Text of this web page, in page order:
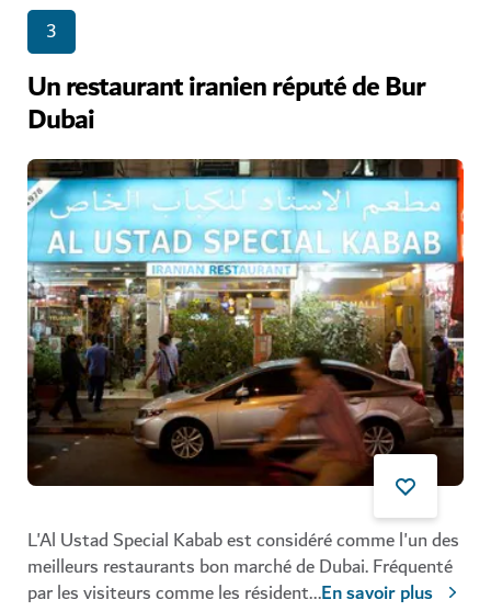
3
Un restaurant iranien réputé de Bur
Dubai
L'Al Ustad Special Kabab est considéré comme l'un des
meilleurs restaurants bon marché de Dubai. Fréquenté
par les visiteurs comme les résident...En savoir plus